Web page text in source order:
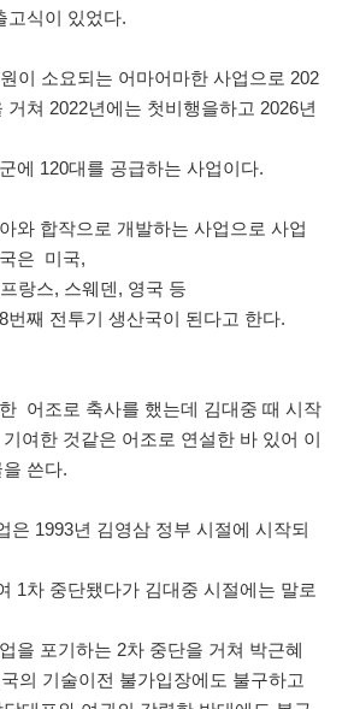
고식이 있었다.
이 소요되는 어마어마한 사업으로 202
거쳐 2022년에는 첫비행을하고 2026년
에 120대를 공급하는 사업이다.
와 합작으로 개발하는 사업으로 사업
은 미국,
랑스, 스웨덴, 영국 등
번째 전투기 생산국이 된다고 한다.
어조로 축사를 했는데 김대중 때 시작
여한 것같은 어조로 연설한 바 있어 이
쓴다.
은 1993년 김영삼 정부 시절에 시작되
1차 중단됐다가 김대중 시절에는 말로
을 포기하는 2차 중단을 거쳐 박근혜
의 기술이전 불가입장에도 불구하고